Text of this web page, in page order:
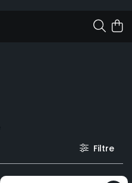
Filtre